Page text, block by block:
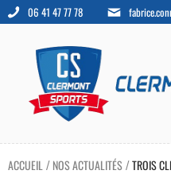
06 41 47 77 78
ACCUEIL / NOS ACTUALITÉS/TROIS